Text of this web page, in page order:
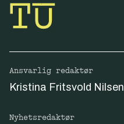
Ansvarlig redaktør
Kristina Fritsvold Nilsen
Nyhetsredaktør